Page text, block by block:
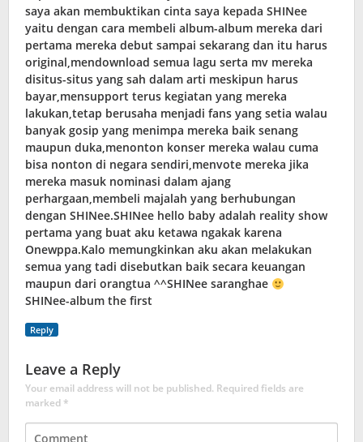
saya akan membuktikan cinta saya kepada SHINee
yaitu dengan cara membeli album-album mereka dari
pertama mereka debut sampai sekarang dan itu harus
original,mendownload semua lagu serta mv mereka
disitus-situs yang sah dalam arti meskipun harus
bayar,mensupport terus kegiatan yang mereka
lakukan,tetap berusaha menjadi fans yang setia walau
banyak gosip yang menimpa mereka baik senang
maupun duka,menonton konser mereka walau cuma
bisa nonton di negara sendiri,menvote mereka jika
mereka masuk nominasi dalam ajang
perhargaan,membeli majalah yang berhubungan
dengan SHINee.SHINee hello baby adalah reality show
pertama yang buat aku ketawa ngakak karena
Onewppa.Kalo memungkinkan aku akan melakukan
semua yang tadi disebutkan baik secara keuangan
maupun dari orangtua ^^SHINee saranghae
SHINee-album the first
Reply
Leave a Reply
Your email address will not be published. Required fields are
marked*